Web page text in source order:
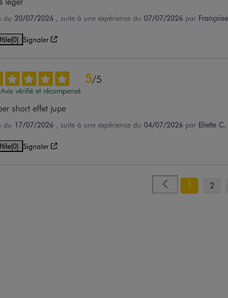
du 20/07/2026 , suite à une expérience du 07/07/2026 par
(0) Signaler
5/5
Avis vérifié et récompensé
short effet jupe
du 17/07/2026 , suite à une expérience du 04/07/2026 par Eliette C.
(0) Signaler
1 2